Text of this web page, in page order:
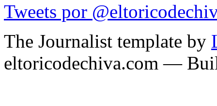
Tweets por
The Journalist template by
eltoricodechiva.com —